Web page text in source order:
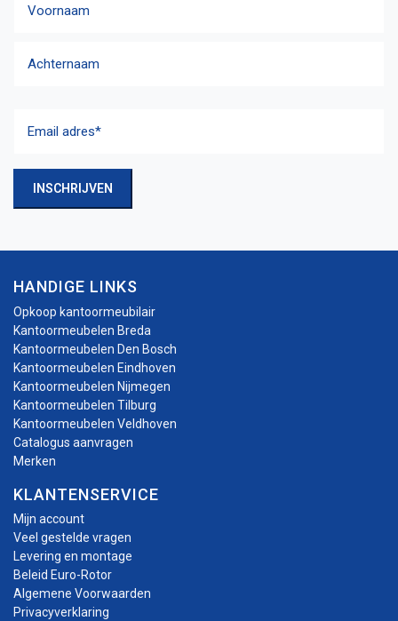
adres(Vereist)
INSCHRIJVEN
HANDIGE LINKS
Opkoop kantoormeubilair
Kantoormeubelen Breda
Kantoormeubelen Den Bosch
Kantoormeubelen Eindhoven
Kantoormeubelen Nijmegen
Kantoormeubelen Tilburg
Kantoormeubelen Veldhoven
Catalogus aanvragen
Merken
KLANTENSERVICE
Mijn account
Veel gestelde vragen
Levering en montage
Beleid Euro-Rotor
Algemene Voorwaarden
Privacyverklaring